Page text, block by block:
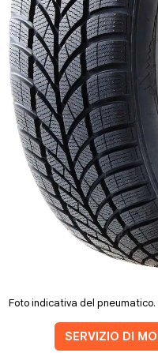
Foto indicativa del
SERVIZIO DI